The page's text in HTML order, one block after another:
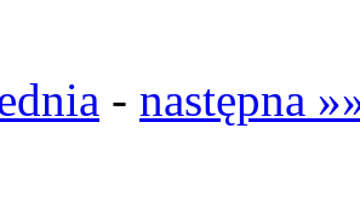
- następna